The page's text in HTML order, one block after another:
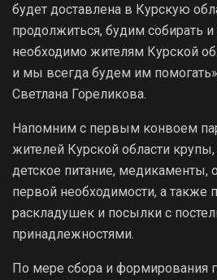
будет доставлена в Курскую
продолжиться, будим собирать и
необходимо жителям Курской
и мы всегда будем им
Светлана Гореликова.
Напомним с первым конвоем
жителей Курской области
детское питание, медикаменты,
первой необходимости, а также
раскладушек и посылки с
принадлежностями.
По мере сбора и формирования